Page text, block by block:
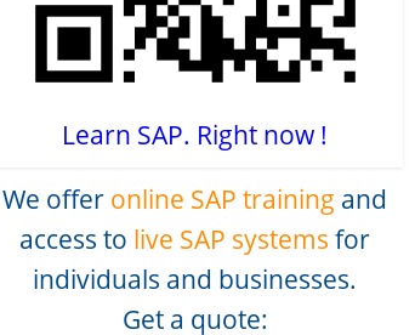
Learn SAP. Right now !
We offer online SAP training and
access to live SAP systems for
individuals and businesses.
Get a quote: